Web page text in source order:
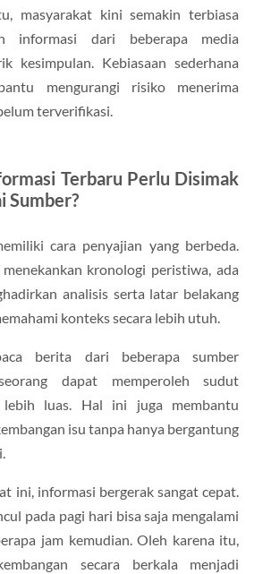
masyarakat kini semakin terbiasa
informasi dari beberapa media
kesimpulan. Kebiasaan sederhana
mengurangi risiko menerima
terverifikasi.
Terbaru Perlu Disimak
Sumber?
cara penyajian yang berbeda.
kronologi peristiwa, ada
analisis serta latar belakang
konteks secara lebih utuh.
berita dari beberapa sumber
dapat memperoleh sudut
lebih luas. Hal ini juga membantu
isu tanpa hanya bergantung
ini, informasi bergerak sangat cepat.
pada pagi hari bisa saja mengalami
jam kemudian. Oleh karena itu,
secara berkala menjadi